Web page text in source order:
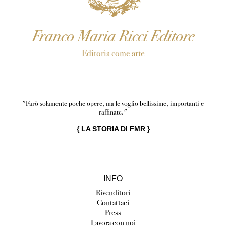
Franco Maria Ricci Editore
Editoria come arte
"Farò solamente poche opere, ma le voglio bellissime, importanti e
raffinate."
{ LA STORIA DI FMR}
INFO
Rivenditori
Contattaci
Press
Lavora con noi